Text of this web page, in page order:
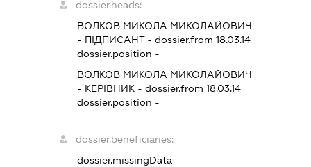
dossier.heads:
ВОЛКОВ МИКОЛА МИКОЛАЙОВИЧ
- ПІДПИСАНТ- dossier.from 18.03.14
dossier.position -
ВОЛКОВ МИКОЛА МИКОЛАЙОВИЧ
- КЕРІВНИК - dossier.from 18.03.14
dossier.position -
dossier.beneficiaries:
dossier.missingData